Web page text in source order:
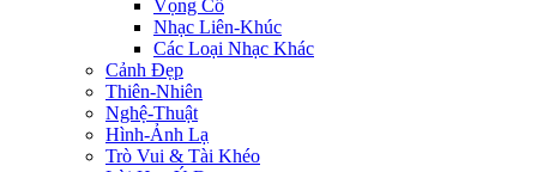
Vọng Cổ
Nhạc Liên-Khúc
Các Loại Nhạc Khác
Cảnh Đẹp
Thiên-Nhiên
Nghệ-Thuật
Hình-Ảnh Lạ
Trò Vui & Tài Khéo